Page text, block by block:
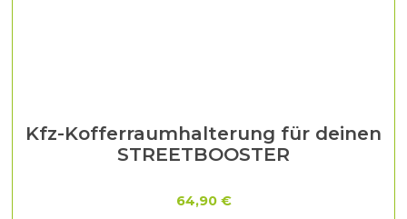
Kfz-Kofferraumhalterung für deinen
STREETBOOSTER
64,90 €